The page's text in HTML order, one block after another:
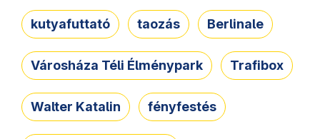
kutyafuttató taozás Berlinale
Városháza Téli Élménypark Trafibox
Walter Katalin fényfestés